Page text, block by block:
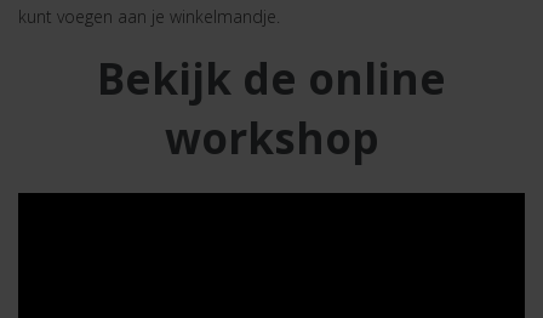
kunt voegen aan je winkelmandje.
Bekijk de online
workshop